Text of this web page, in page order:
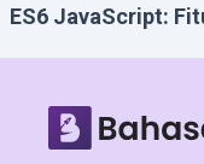
ES6 JavaScript: